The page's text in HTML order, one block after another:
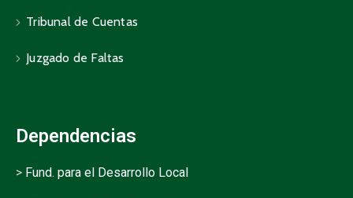
Tribunal de Cuentas
Juzgado de Faltas
Dependencias
> Fund. para el Desarrollo Local